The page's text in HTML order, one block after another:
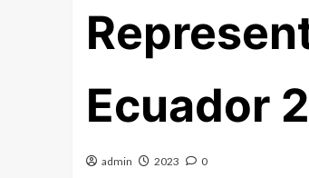
Ecuador
admin 2023 0